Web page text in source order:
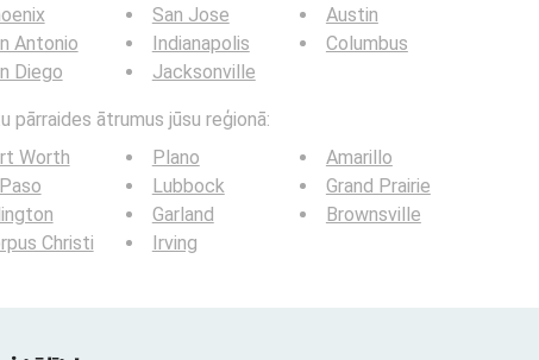
Antonio
Diego
San Jose
Indianapolis
Jacksonville
Austin
Columbus
pārraides ātrumus jūsu reģionā:
Worth
Christi
Plano
Lubbock
Garland
Irving
Amarillo
Grand Prairie
Brownsville